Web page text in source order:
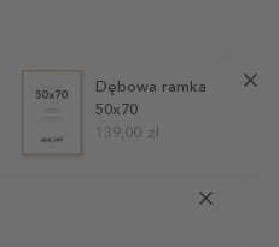
Dębowa ramka
50x70
139,00 zł